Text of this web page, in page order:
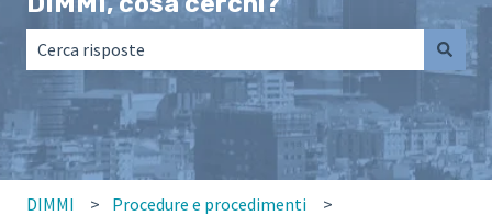
Non sono presenti suggerimenti perché il campo di
DIMMI Procedure e procedimenti